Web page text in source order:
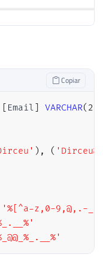
Copiar
[ Email] VARCHAR(
) , (
'%[^a-z,0-9,@,.-